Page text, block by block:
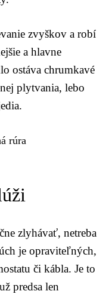
zvyškov a robí
a hlavne
ostáva chrumkavé
plytvania, lebo
zlyhávať, netreba
je opraviteľných,
či kábla. Je to
predsa len